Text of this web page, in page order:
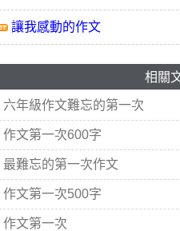
讓我感動的作文
相關
六年級作文難忘的第一次
作文第一次600字
最難忘的第一次作文
作文第一次500字
作文第一次